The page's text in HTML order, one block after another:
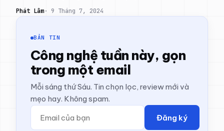
Phát Lâm 9 Tháng 7, 2024
BẢN TIN
Công nghệ tuần này, gọn
trong một email
Mỗi sáng thứ Sáu. Tin chọn lọc, review mới và
mẹo hay. Không spam.
Đăng ký